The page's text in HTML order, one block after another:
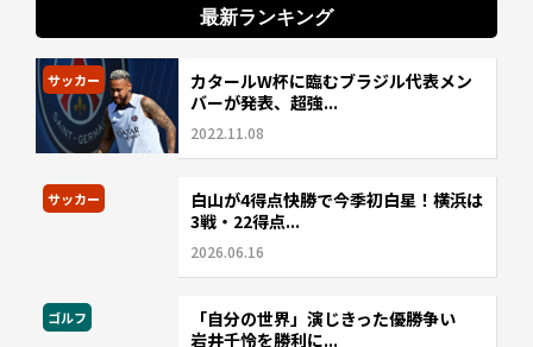
最新ランキング
サッカー
カタールW杯に臨むブラジル代表メン
バーが発表、超強...
2022.11.08
サッカー
白山が4得点快勝で今季初白星！横浜は
3戦・22得点...
2026.06.16
ゴルフ
「自分の世界」演じきった優勝争い
岩井千怜を勝利に...